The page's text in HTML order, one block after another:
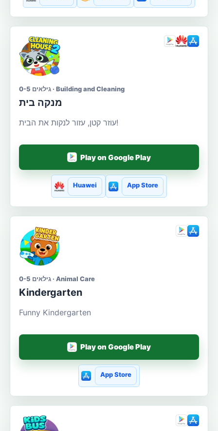
גילאים 0-5 · Building and Cleaning
מנקה בית
עוזר קטן, עזור לנקות את הבית!
Play on Google Play
Huawei App Store
גילאים 0-5 · Animal Care
Kindergarten
Funny Kindergarten
Play on Google Play
App Store